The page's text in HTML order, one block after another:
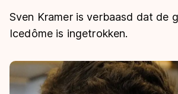
Langebaan
Inlineskaten
Uitslagen
Shorttrack
Marathon
Tijden & historie
Ranglijsten Langebaan
Sven Kramer is verbaasd dat de
Icedôme is ingetrokken.